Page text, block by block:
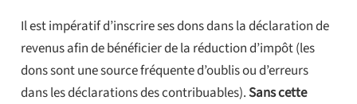
Il est impératif d’inscrire ses dons dans la déclaration de
revenus afin de bénéficier de la réduction d’impôt (les
dons sont une source fréquente d’oublis ou d’erreurs
dans les déclarations des contribuables).Sans cette